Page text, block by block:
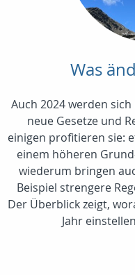
Was
Auch 2024 werden
neue Gesetze und
einigen profitieren sie:
einem höheren
wiederum bringen
Beispiel strengere
Der Überblick zeigt,
Jahr